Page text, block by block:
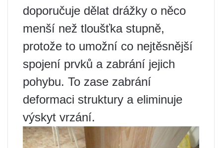
doporučuje dělat drážky o něco
menší než tloušťka stupně,
protože to umožní co nejtěsnější
spojení prvků a zabrání jejich
pohybu. To zase zabrání
deformaci struktury a eliminuje
výskyt vrzání.